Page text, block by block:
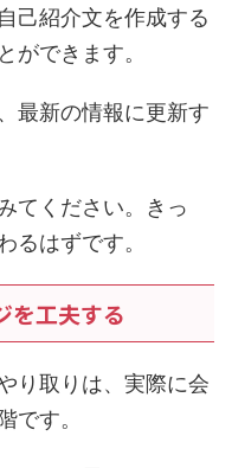
己紹介文を作成する
ができます。
最新の情報に更新す
てください。きっ
るはずです。
を工夫する
り取りは、実際に会
です。